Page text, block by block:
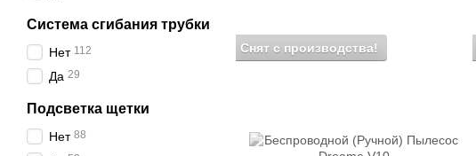
Снят с производства!
Система сгибания трубки
Нет 112
Да 29
Подсветка щетки
Нет 88